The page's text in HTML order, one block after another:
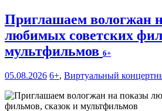
Приглашаем вологжан
любимых советских
мультфильмов 6+
05.08.2026 6+, Виртуальный